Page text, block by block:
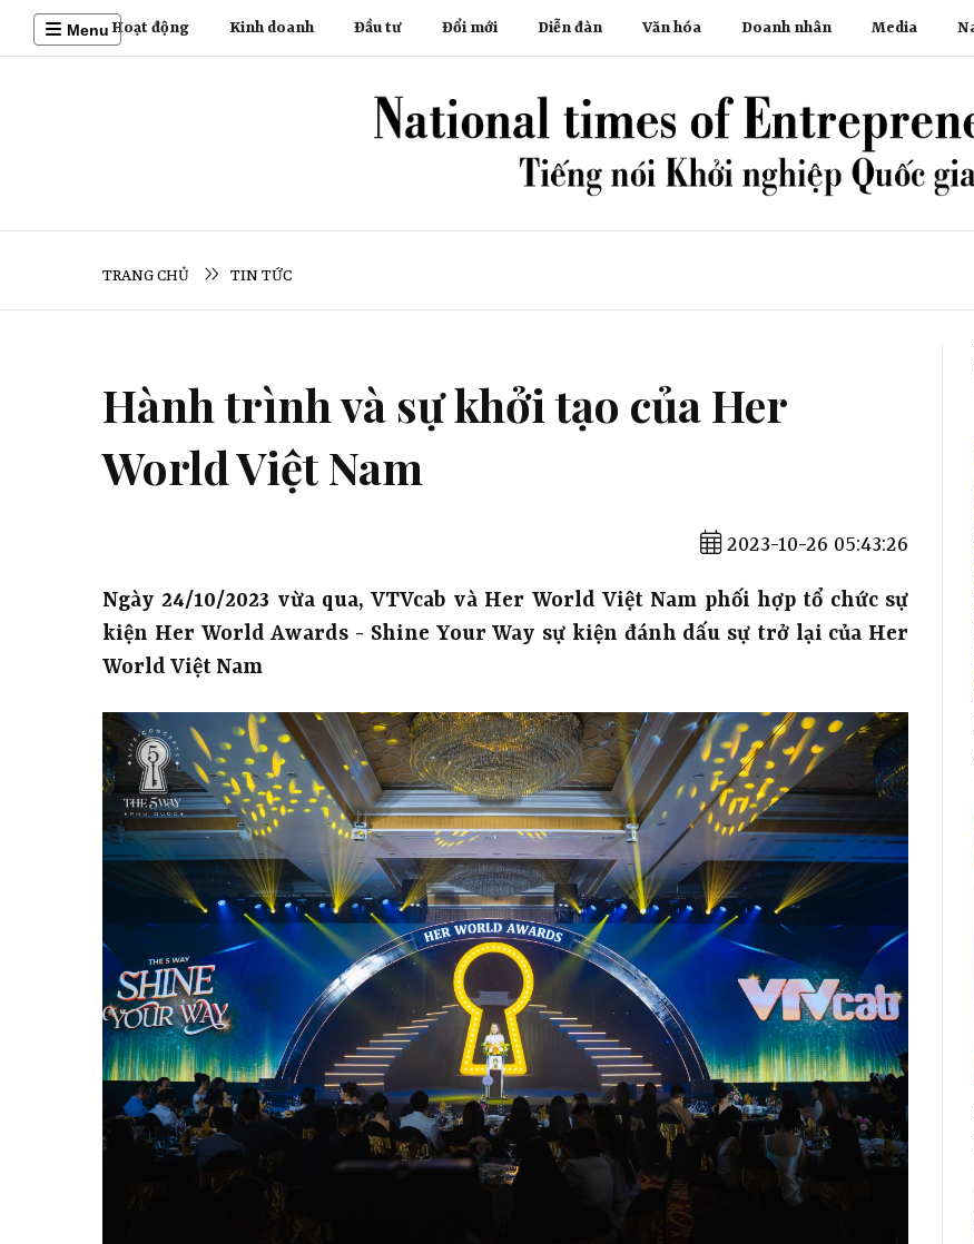
MenuHoạt động Kinh doanh Đầu tư Đổi mới Diễn đàn Văn hóa Doanh nhân Media
TRANG CHỦ TIN TỨC
Hành trình và sự khởi tạo của Her
World Việt Nam
2023-10-26 05:43:26
Ngày 24/10/2023 vừa qua, VTVcab và Her World Việt Nam phối hợp tổ chức sự
kiện Her World Awards - Shine Your Way sự kiện đánh dấu sự trở lại của Her
World Việt Nam